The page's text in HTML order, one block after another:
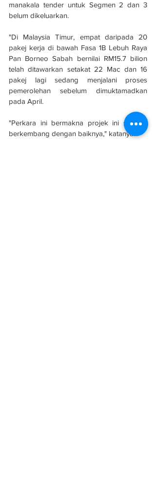
manakala tender untuk Segmen 2 dan 3
belum dikeluarkan.
"Di Malaysia Timur, empat daripada 20
pakej kerja di bawah Fasa 1B Lebuh Raya
Pan Borneo Sabah bernilai RM15.7 bilion
telah ditawarkan setakat 22 Mac dan 16
pakej lagi sedang menjalani proses
pemerolehan sebelum dimuktamadkan
pada April.
"Perkara ini bermakna projek ini sedang
berkembang dengan baiknya," katanya.